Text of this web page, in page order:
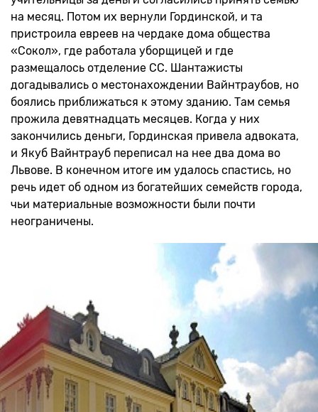
на месяц. Потом их вернули Гординской, и та
пристроила евреев на чердаке дома общества
«Сокол», где работала уборщицей и где
размещалось отделение СС. Шантажисты
догадывались о местонахождении Вайнтраубов, но
боялись приближаться к этому зданию. Там семья
прожила девятнадцать месяцев. Когда у них
закончились деньги, Гординская привела адвоката,
и Якуб Вайнтрауб переписал на нее два дома во
Львове. В конечном итоге им удалось спастись, но
речь идет об одном из богатейших семейств города,
чьи материальные возможности были почти
неограничены.